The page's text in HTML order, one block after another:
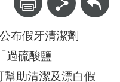
布假牙清潔劑
過硫酸鹽
幫助清潔及漂白假